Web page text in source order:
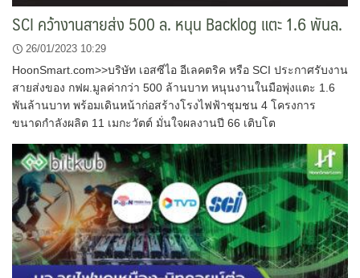
SCI คว้างานสายส่ง 500 ล. หนุน Backlog แตะ 1.6 พันล.
26/01/2023 10:29
HoonSmart.com>>บริษัท เอสซีไอ อีเลคตริค หรือ SCI ประกาศรับงาน
สายส่งของ กฟผ.มูลค่ากว่า 500 ล้านบาท หนุนงานในมือพุ่งแตะ 1.6
พันล้านบาท พร้อมเดินหน้าก่อสร้างโรงไฟฟ้าชุมชน 4 โครงการ
ขนาดกำลังผลิต 11 เมกะวัตต์ มั่นใจผลงานปี 66 เติบโต